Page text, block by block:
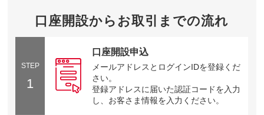
口座開設からお取引までの流れ
STEP
1
口座開設申込
メールアドレスとログインIDを登録くだ
さい。
登録アドレスに届いた認証コードを入力
し、お客さま情報を入力ください。